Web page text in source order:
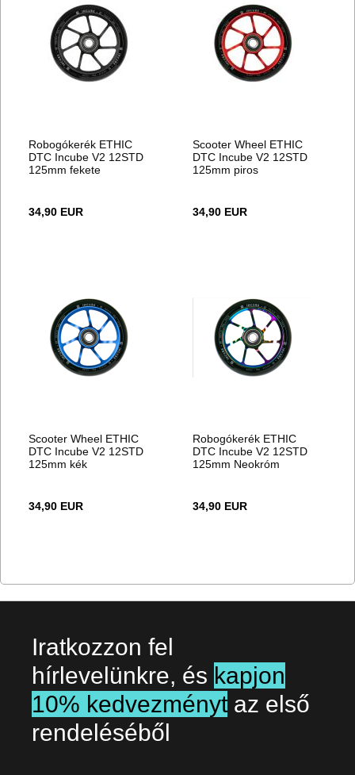
Robogókerék ETHIC
DTC Incube V2 12STD
125mm fekete
34,90 EUR
Scooter Wheel ETHIC
DTC Incube V2 12STD
125mm piros
34,90 EUR
Scooter Wheel ETHIC
DTC Incube V2 12STD
125mm kék
34,90 EUR
Robogókerék ETHIC
DTC Incube V2 12STD
125mm Neokróm
34,90 EUR
Iratkozzon fel
hírlevelünkre, és kapjon
10% kedvezményt az első
rendeléséből